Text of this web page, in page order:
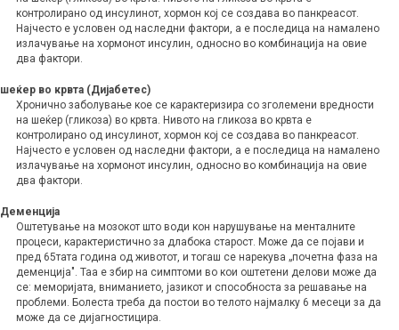
контролирано од инсулинот, хормон кој се создава во панкреасот.
Најчесто е условен од наследни фактори, а е последица на намалено
излачување на хормонот инсулин, односно во комбинација на овие
два фактори.
шеќер во крвта (Дијабетес)
Хронично заболување кое се карактеризира со зголемени вредности
на шеќер (гликоза) во крвта. Нивото на гликоза во крвта е
контролирано од инсулинот, хормон кој се создава во панкреасот.
Најчесто е условен од наследни фактори, а е последица на намалено
излачување на хормонот инсулин, односно во комбинација на овие
два фактори.
Деменција
Оштетување на мозокот што води кон нарушување на менталните
процеси, карактеристично за длабока старост. Може да се појави и
пред 65тата година од животот, и тогаш се нарекува „почетна фаза на
деменција". Таа е збир на симптоми во кои оштетени делови може да
се: меморијата, вниманието, јазикот и способноста за решавање на
проблеми. Болеста треба да постои во телото најмалку 6 месеци за да
може да се дијагностицира.